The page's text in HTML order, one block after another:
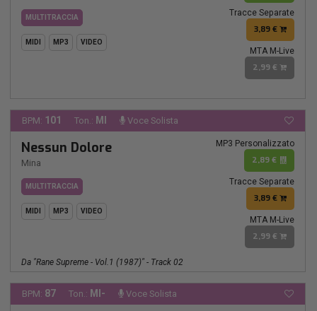
MULTITRACCIA
MIDI MP3 VIDEO
Tracce Separate
3,89 €
MTA M-Live
2,99 €
BPM: 101 Ton.: MI Voce Solista
Nessun Dolore
Mina
MULTITRACCIA
MIDI MP3 VIDEO
MP3 Personalizzato
2,89 €
Tracce Separate
3,89 €
MTA M-Live
2,99 €
Da "Rane Supreme - Vol.1 (1987)" - Track 02
BPM: 87 Ton.: MI- Voce Solista